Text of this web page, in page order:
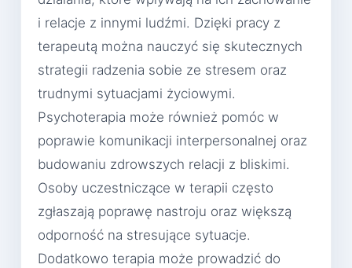
i relacje z innymi ludźmi. Dzięki pracy z
terapeutą można nauczyć się skutecznych
strategii radzenia sobie ze stresem oraz
trudnymi sytuacjami życiowymi.
Psychoterapia może również pomóc w
poprawie komunikacji interpersonalnej oraz
budowaniu zdrowszych relacji z bliskimi.
Osoby uczestniczące w terapii często
zgłaszają poprawę nastroju oraz większą
odporność na stresujące sytuacje.
Dodatkowo terapia może prowadzić do